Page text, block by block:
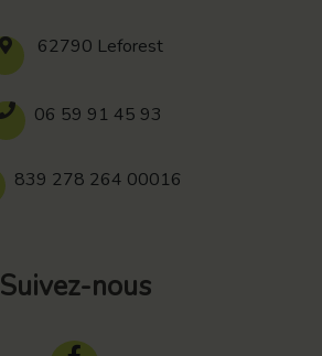
62790 Leforest
06 59 91 45 93
839 278 264 00016
Suivez-nous